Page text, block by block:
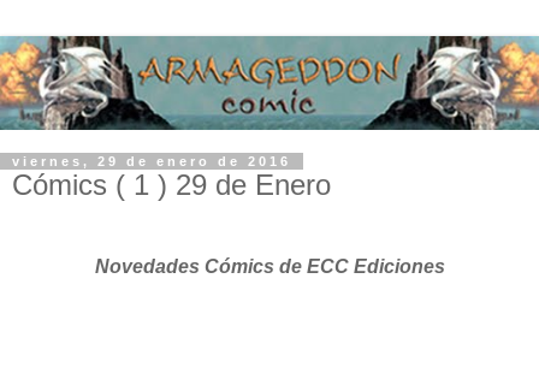
viernes, 29 de enero de 2016
Cómics ( 1 ) 29 de Enero
Novedades Cómics de ECC Ediciones